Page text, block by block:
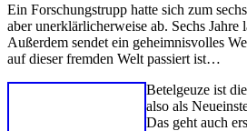
Ein Forschungstrupp hatte sich zum
aber unerklärlicherweise ab. Sechs
Außerdem sendet ein geheimnisvolles
auf dieser fremden Welt passiert ist…
Betelgeuze ist
also als
Das geht auch